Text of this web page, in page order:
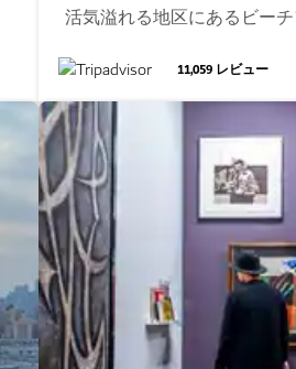
活気溢れる地区にあるビー
11,059レビュー